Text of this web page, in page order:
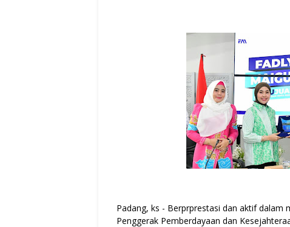
Padang, ks - Berprprestasi dan aktif dalam
Penggerak Pemberdayaan dan